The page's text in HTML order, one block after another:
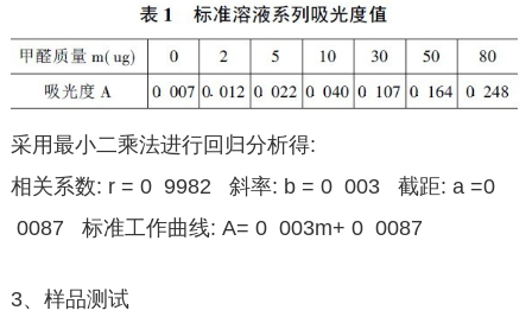
采用最小二乘法进行回归分析得:
相关系数: r = 0 9982 斜率: b = 0 003 截距: a =0
0087 标准工作曲线: A= 0 003m+ 0 0087
3、样品测试